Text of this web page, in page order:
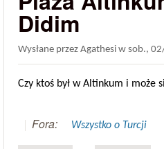
Didim
Wysłane przez Agathesi w sob.,
Czy ktoś był w Altinkum i może
Fora: Wszystko o Turcji